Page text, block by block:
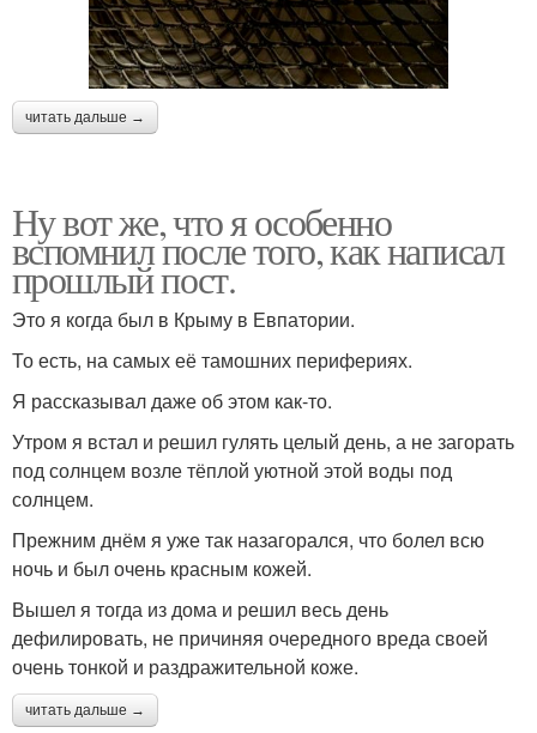
читать дальше →
Ну вот же, что я особенно
вспомнил после того, как написал
прошлый пост.
Это я когда был в Крыму в Евпатории.
То есть, на самых её тамошних перифериях.
Я рассказывал даже об этом как-то.
Утром я встал и решил гулять целый день, а не загорать
под солнцем возле тёплой уютной этой воды под
солнцем.
Прежним днём я уже так назагорался, что болел всю
ночь и был очень красным кожей.
Вышел я тогда из дома и решил весь день
дефилировать, не причиняя очередного вреда своей
очень тонкой и раздражительной коже.
читать дальше →